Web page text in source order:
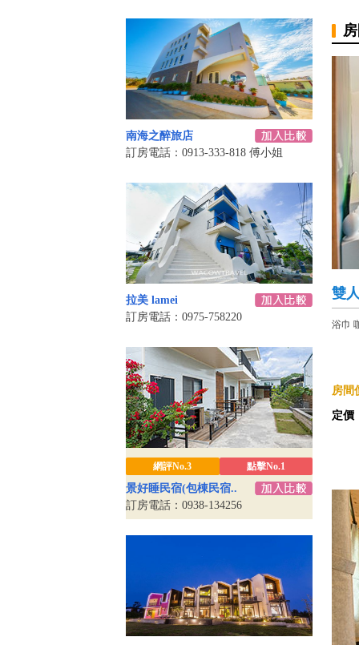
南海之醉旅店
訂房電話：0913-333-818 傅小姐
拉美 lamei
訂房電話：0975-758220
網評No.3 點擊No.1
景好睡民宿(包棟民宿..
訂房電話：0938-134256
雙
浴巾
房間
定價